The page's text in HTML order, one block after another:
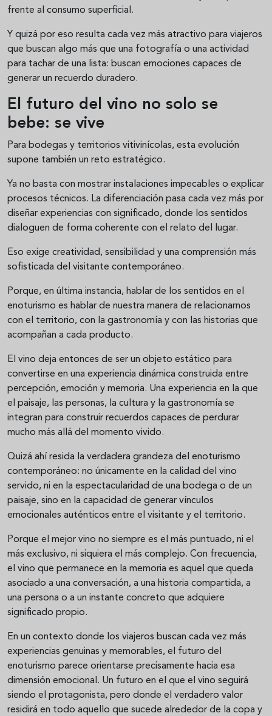
frente al consumo superficial.
Y quizá por eso resulta cada vez más atractivo para viajeros
que buscan algo más que una fotografía o una actividad
para tachar de una lista: buscan emociones capaces de
generar un recuerdo duradero.
El futuro del vino no solo se
bebe: se vive
Para bodegas y territorios vitivinícolas, esta evolución
supone también un reto estratégico.
Ya no basta con mostrar instalaciones impecables o explicar
procesos técnicos. La diferenciación pasa cada vez más por
diseñar experiencias con significado, donde los sentidos
dialoguen de forma coherente con el relato del lugar.
Eso exige creatividad, sensibilidad y una comprensión más
sofisticada del visitante contemporáneo.
Porque, en última instancia, hablar de los sentidos en el
enoturismo es hablar de nuestra manera de relacionarnos
con el territorio, con la gastronomía y con las historias que
acompañan a cada producto.
El vino deja entonces de ser un objeto estático para
convertirse en una experiencia dinámica construida entre
percepción, emoción y memoria. Una experiencia en la que
el paisaje, las personas, la cultura y la gastronomía se
integran para construir recuerdos capaces de perdurar
mucho más allá del momento vivido.
Quizá ahí resida la verdadera grandeza del enoturismo
contemporáneo: no únicamente en la calidad del vino
servido, ni en la espectacularidad de una bodega o de un
paisaje, sino en la capacidad de generar vínculos
emocionales auténticos entre el visitante y el territorio.
Porque el mejor vino no siempre es el más puntuado, ni el
más exclusivo, ni siquiera el más complejo. Con frecuencia,
el vino que permanece en la memoria es aquel que queda
asociado a una conversación, a una historia compartida, a
una persona o a un instante concreto que adquiere
significado propio.
En un contexto donde los viajeros buscan cada vez más
experiencias genuinas y memorables, el futuro del
enoturismo parece orientarse precisamente hacia esa
dimensión emocional. Un futuro en el que el vino seguirá
siendo el protagonista, pero donde el verdadero valor
residirá en todo aquello que sucede alrededor de la copa y